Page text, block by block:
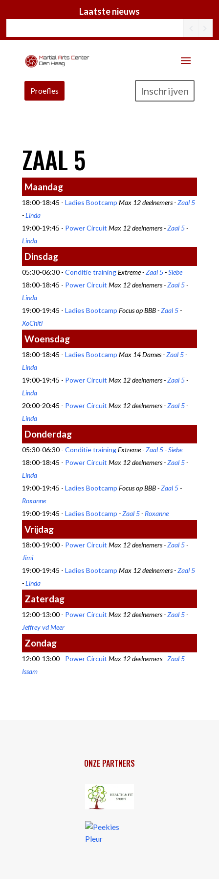
Laatste nieuws
Proefles Inschrijven
ZAAL 5
Maandag
18:00-18:45 - Ladies Bootcamp Max 12 deelnemers -Zaal 5
-Linda
19:00-19:45 - Power Circuit Max 12 deelnemers -Zaal 5-
Linda
Dinsdag
05:30-06:30 - Conditie trainingExtreme -Zaal 5-Siebe
18:00-18:45 - Power Circuit Max 12 deelnemers -Zaal 5-
Linda
19:00-19:45 - Ladies Bootcamp Focus op BBB -Zaal 5-
XoChitl
Woensdag
18:00-18:45 - Ladies Bootcamp Max 14 Dames -Zaal 5-
Linda
19:00-19:45 - Power Circuit Max 12 deelnemers -Zaal 5-
Linda
20:00-20:45 - Power Circuit Max 12 deelnemers -Zaal 5-
Linda
Donderdag
05:30-06:30 - Conditie trainingExtreme -Zaal 5-Siebe
18:00-18:45 - Power Circuit Max 12 deelnemers -Zaal 5-
Linda
19:00-19:45 - Ladies Bootcamp Focus op BBB -Zaal 5-
Roxanne
19:00-19:45 - Ladies Bootcamp -Zaal 5- Roxanne
Vrijdag
18:00-19:00 - Power Circuit Max 12 deelnemers -Zaal 5-
Jimi
19:00-19:45 - Ladies Bootcamp Max 12 deelnemers -Zaal 5
-Linda
Zaterdag
12:00-13:00 - Power Circuit Max 12 deelnemers -Zaal 5-
Jeffrey vd Meer
Zondag
12:00-13:00 - Power Circuit Max 12 deelnemers -Zaal 5-
Issam
ONZE PARTNERS